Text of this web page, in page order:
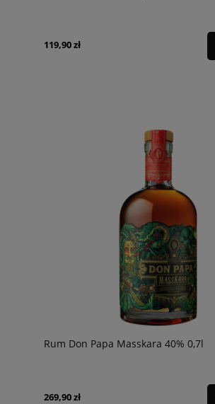
119,90 zł
Rum Don Papa Masskara 40% 0,7l
269,90 zł